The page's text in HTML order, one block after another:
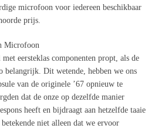
microfoon voor iedereen beschikbaar
prijs.
Microfoon
eersteklas componenten propt, als de
belangrijk. Dit wetende, hebben we ons
van de originele ’67 opnieuw te
dat de onze op dezelfde manier
heeft en bijdraagt ​​aan hetzelfde taaie
niet alleen dat we ervoor